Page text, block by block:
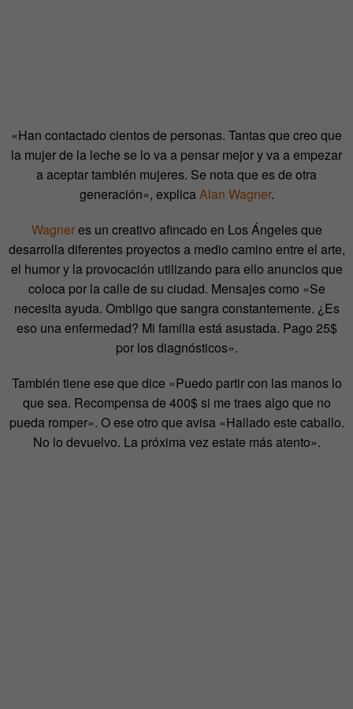
«Han contactado cientos de personas. Tantas que creo que
la mujer de la leche se lo va a pensar mejor y va a empezar
a aceptar también mujeres. Se nota que es de otra
generación», explicaAlan Wagner.
Wagneres un creativo afincado en Los Ángeles que
desarrolla diferentes proyectos a medio camino entre el arte,
el humor y la provocación utilizando para ello anuncios que
coloca por la calle de su ciudad. Mensajes como «Se
necesita ayuda. Ombligo que sangra constantemente. ¿Es
eso una enfermedad? Mi familia está asustada. Pago 25$
por los diagnósticos».
También tiene ese que dice «Puedo partir con las manos lo
que sea. Recompensa de 400$ si me traes algo que no
pueda romper». O ese otro que avisa «Hallado este caballo.
No lo devuelvo. La próxima vez estate más atento».